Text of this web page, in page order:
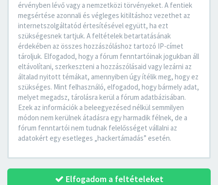
érvényben lévő vagy a nemzetközi törvényeket. A fentiek
megsértése azonnali és végleges kitiltáshoz vezethet az
internetszolgáltatód értesítésével együtt, ha ezt
szükségesnek tartjuk. A feltételek betartatásának
érdekében az összes hozzászóláshoz tartozó IP-címet
tároljuk. Elfogadod, hogy a fórum fenntartóinak jogukban áll
eltávolítani, szerkeszteni a hozzászólásaid vagy lezárni az
általad nyitott témákat, amennyiben úgy ítélik meg, hogy ez
szükséges. Mint felhasználó, elfogadod, hogy bármely adat,
melyet megadsz, tárolásra kerül a fórum adatbázisában.
Ezek az információk a beleegyezésed nélkül semmilyen
módon nem kerülnek átadásra egy harmadik félnek, de a
fórum fenntartói nem tudnak felelősséget vállalni az
adatokért egy esetleges „hackertámadás” esetén.
Elfogadom a feltételeket